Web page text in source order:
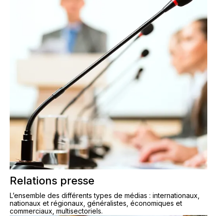
Relations presse
L’ensemble des différents types de médias : internationaux,
nationaux et régionaux, généralistes, économiques et
commerciaux, multisectoriels.